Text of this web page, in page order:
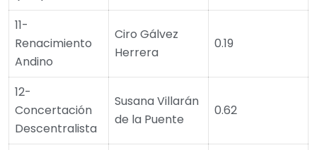
11-
Renacimiento
Andino
Ciro Gálvez
Herrera
0.19
12-
Concertación
Descentralista
Susana Villarán
de la Puente
0.62